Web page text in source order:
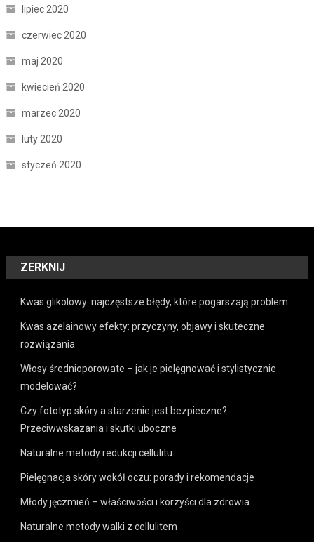
lipiec 2020
czerwiec 2020
maj 2020
kwiecień 2020
marzec 2020
luty 2020
styczeń 2020
ZERKNIJ
Kwas glikolowy: najczęstsze błędy, które pogarszają problem
Kwas azelainowy efekty: przyczyny, objawy i skuteczne
rozwiązania
Włosy średnioporowate – jak je pielęgnować i stylistycznie
modelować?
Czy fototyp skóry a starzenie jest bezpieczne?
Przeciwwskazania i skutki uboczne
Naturalne metody redukcji cellulitu
Pielęgnacja skóry wokół oczu: porady i rekomendacje
Młody jęczmień – właściwości i korzyści dla zdrowia
Naturalne metody walki z cellulitem